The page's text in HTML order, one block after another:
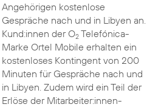
Angehörigen kostenlose
Gespräche nach und in Libyen an.
Kund:innen der O2Telefónica-
Marke Ortel Mobile erhalten ein
kostenloses Kontingent von 200
Minuten für Gespräche nach und
in Libyen. Zudem wird ein Teil der
Erlöse der Mitarbeiter:innen-